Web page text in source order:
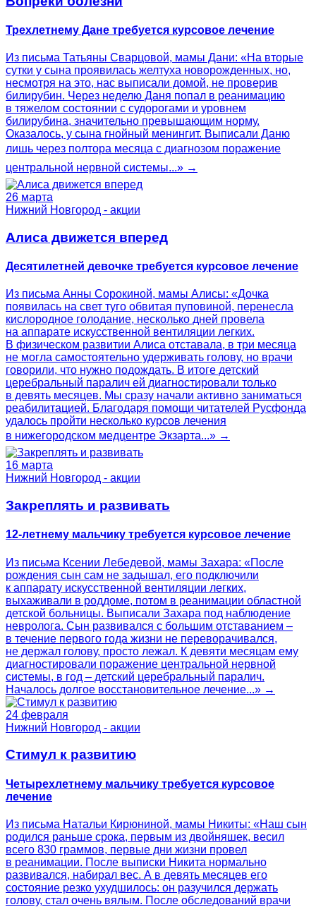
Трехлетнему Дане требуется курсовое лечение
Из письма Татьяны Сварцовой, мамы Дани: «На вторые
сутки у сына проявилась желтуха новорожденных, но,
несмотря на это, нас выписали домой, не проверив
билирубин. Через неделю Даня попал в реанимацию
в тяжелом состоянии с судорогами и уровнем
билирубина, значительно превышающим норму.
Оказалось, у сына гнойный менингит. Выписали Даню
лишь через полтора месяца с диагнозом поражение
центральной нервной системы...» →
26 марта
Нижний Новгород - акции
Алиса движется вперед
Десятилетней девочке требуется курсовое лечение
Из письма Анны Сорокиной, мамы Алисы: «Дочка
появилась на свет туго обвитая пуповиной, перенесла
кислородное голодание, несколько дней провела
на аппарате искусственной вентиляции легких.
В физическом развитии Алиса отставала, в три месяца
не могла самостоятельно удерживать голову, но врачи
говорили, что нужно подождать. В итоге детский
церебральный паралич ей диагностировали только
в девять месяцев. Мы сразу начали активно заниматься
реабилитацией. Благодаря помощи читателей Русфонда
удалось пройти несколько курсов лечения
в нижегородском медцентре Экзарта...» →
16 марта
Нижний Новгород - акции
Закреплять и развивать
12-летнему мальчику требуется курсовое лечение
Из письма Ксении Лебедевой, мамы Захара: «После
рождения сын сам не задышал, его подключили
к аппарату искусственной вентиляции легких,
выхаживали в роддоме, потом в реанимации областной
детской больницы. Выписали Захара под наблюдение
невролога. Сын развивался с большим отставанием –
в течение первого года жизни не переворачивался,
не держал голову, просто лежал. К девяти месяцам ему
диагностировали поражение центральной нервной
системы, в год – детский церебральный паралич.
Началось долгое восстановительное лечение...» →
24 февраля
Нижний Новгород - акции
Стимул к развитию
Четырехлетнему мальчику требуется курсовое
лечение
Из письма Натальи Кирюниной, мамы Никиты: «Наш сын
родился раньше срока, первым из двойняшек, весил
всего 830 граммов, первые дни жизни провел
в реанимации. После выписки Никита нормально
развивался, набирал вес. А в девять месяцев его
состояние резко ухудшилось: он разучился держать
голову, стал очень вялым. После обследований врачи